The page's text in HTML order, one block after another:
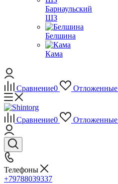
Барнаульский
ШЗ
Белшина
Кама
Сравнение0 Отложенные
Сравнение0 Отложенные
Телефоны
+79788039337